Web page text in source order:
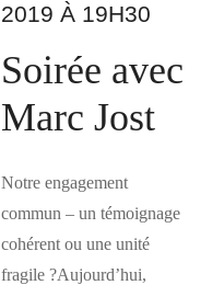
2019 À 19H30
Soirée avec
Marc Jost
Notre engagement
commun – un témoignage
cohérent ou une unité
fragile ?Aujourd’hui,